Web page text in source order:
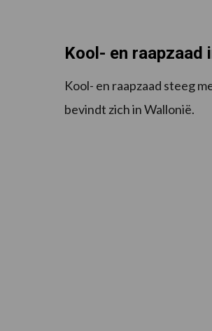
Kool- en raapzaad
Kool- en raapzaad steeg
bevindt zich in Wallonië.